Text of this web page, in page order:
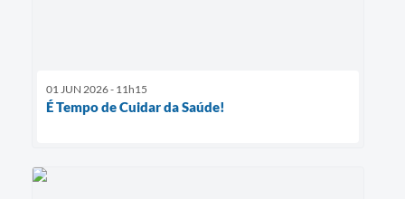
01 JUN 2026 - 11h15
É Tempo de Cuidar da Saúde!